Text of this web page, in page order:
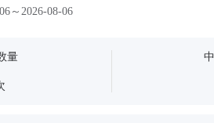
水基灭火器水基灭火器水基灭火器水基灭火器水
～2026-08-06
量